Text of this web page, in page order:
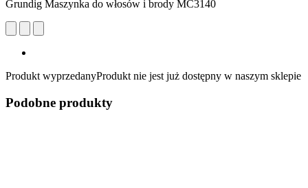
Grundig Maszynka do włosów i brody MC3140
Produkt wyprzedanyProdukt nie jest już dostępny w naszym sklepie
Podobne produkty